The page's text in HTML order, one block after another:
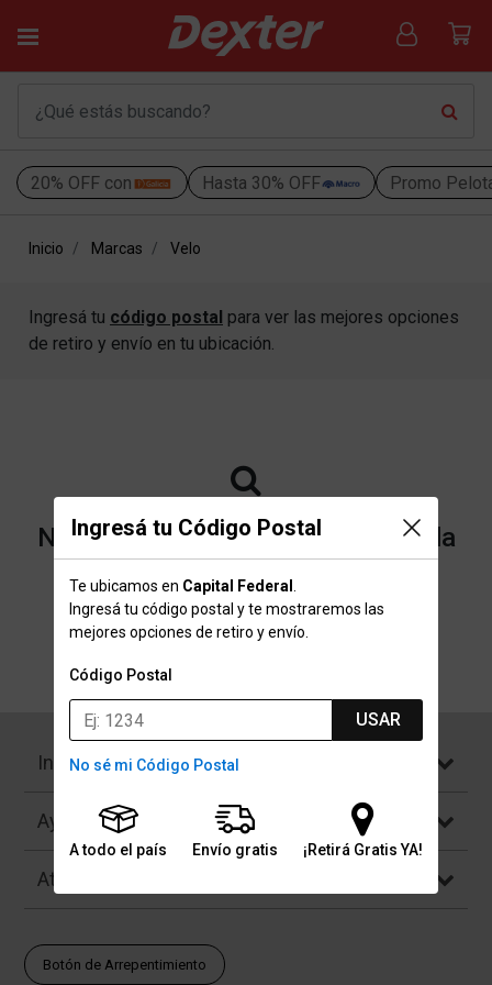
20% OFF con Hasta 30% OFF Promo
Ingresá tu Código Postal
Te ubicamos en Capital Federal
Ingresá tu código postal y te mostraremos las
mejores opciones de retiro y envío.
Código Postal
USAR
No sé mi Código Postal
A todo el país Envío gratis ¡Retirá Gratis YA!
Inicio Marcas Velo
Ingresá tu código postal para ver las mejores opciones
de retiro y envío en tu ubicación.
No encontramos resultados para la
categoría "Velo" que buscaste.
Institucional
Ayuda
Atención al Cliente
Botón de Arrepentimiento